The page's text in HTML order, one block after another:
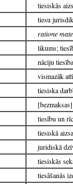
tiesiskās
tiesu
ratione
likums;
nāciju
vismazāk
tiesiska
tiesību un
tiesiskā
juridiskā
tiesiskās
tiesāšanās